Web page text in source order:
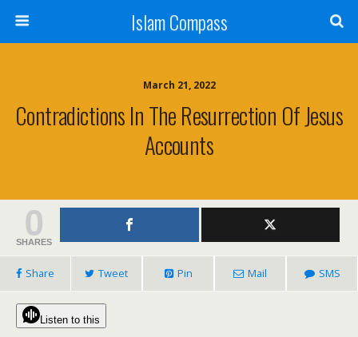
Islam Compass
March 21, 2022
Contradictions In The Resurrection Of Jesus
Accounts
0
SHARES
Share Tweet Pin Mail SMS
Listen to this